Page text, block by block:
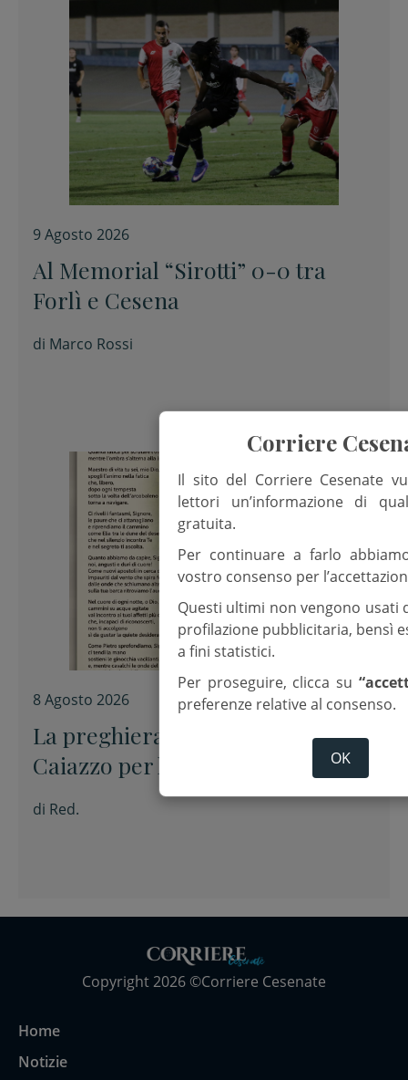
9 Agosto 2026
Al Memorial “Sirotti” 0-0 tra
Forlì e Cesena
di Marco Rossi
8 Agosto 2026
La preghiera dell’arcivescovo
Caiazzo per la XIX domenica del
Tempo ordinario
di Red.
Copyright 2026 ©Corriere Cesenate
Home
Notizie
Corriere
Il sito del Corriere Cesenate
lettori un’informazione di
gratuita.
Per continuare a farlo
vostro consenso per
Questi ultimi non vengono usati
profilazione pubblicitaria, bensì
a fini statistici.
Per proseguire, clicca su
preferenze relative al consenso.
OK